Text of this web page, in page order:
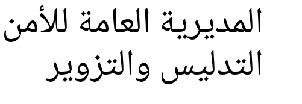
المديرية العامة
التدليس والتزوير